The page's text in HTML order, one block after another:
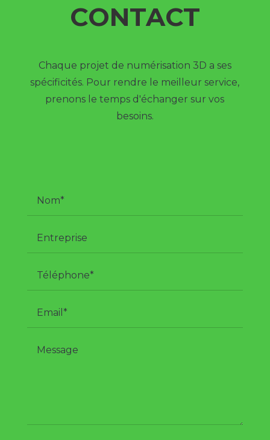
CONTACT
Chaque projet de numérisation 3D a ses
spécificités. Pour rendre le meilleur service,
prenons le temps d'échanger sur vos
besoins.